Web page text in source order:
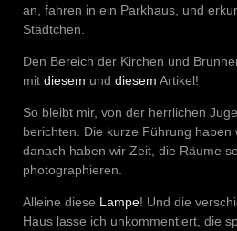
an, fahren in ein Parkhaus, und
Städtchen.
Den Bereich der Kirchen und
mit diesem und diesem Artikel!
So bleibt mir, von der herrlichen
berichten. Die kurze Führung haben
danach haben wir Zeit, die Räume
photographieren.
Alleine diese Lampe! Und die
Haus lasse ich unkommentiert, die